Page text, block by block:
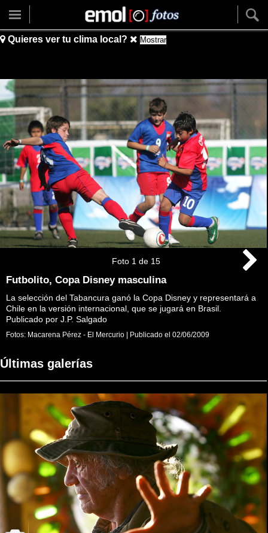
Quieres ver tu clima local? Mostrar
Foto 1 de 15
Futbolito, Copa Disney masculina
La selección del Tabancura ganó la Copa Disney y representará a
Chile en la versión internacional, que se jugará en Brasil.
Publicado por J.P. Salgado
Fotos: Macarena Pérez - El Mercurio | Publicado el 02/06/2009
Últimas galerías